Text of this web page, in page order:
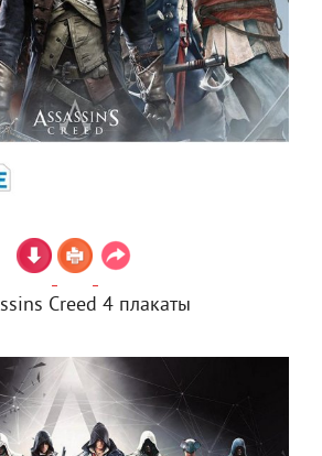
Creed 4 плакаты